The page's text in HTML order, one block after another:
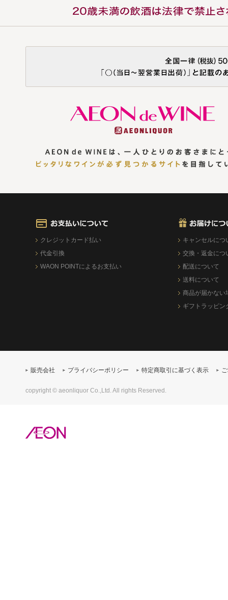
クレジットカード払い
代金引換
WAON POINTによるお支払い
キャンセルにつ
交換・返金につ
配送について
送料について
商品が届かない
ギフトラッピン
販売会社 プライバシーポリシー 特定商取引に基づく表示
copyright © aeonliquor Co.,Ltd. All rights Reserved.